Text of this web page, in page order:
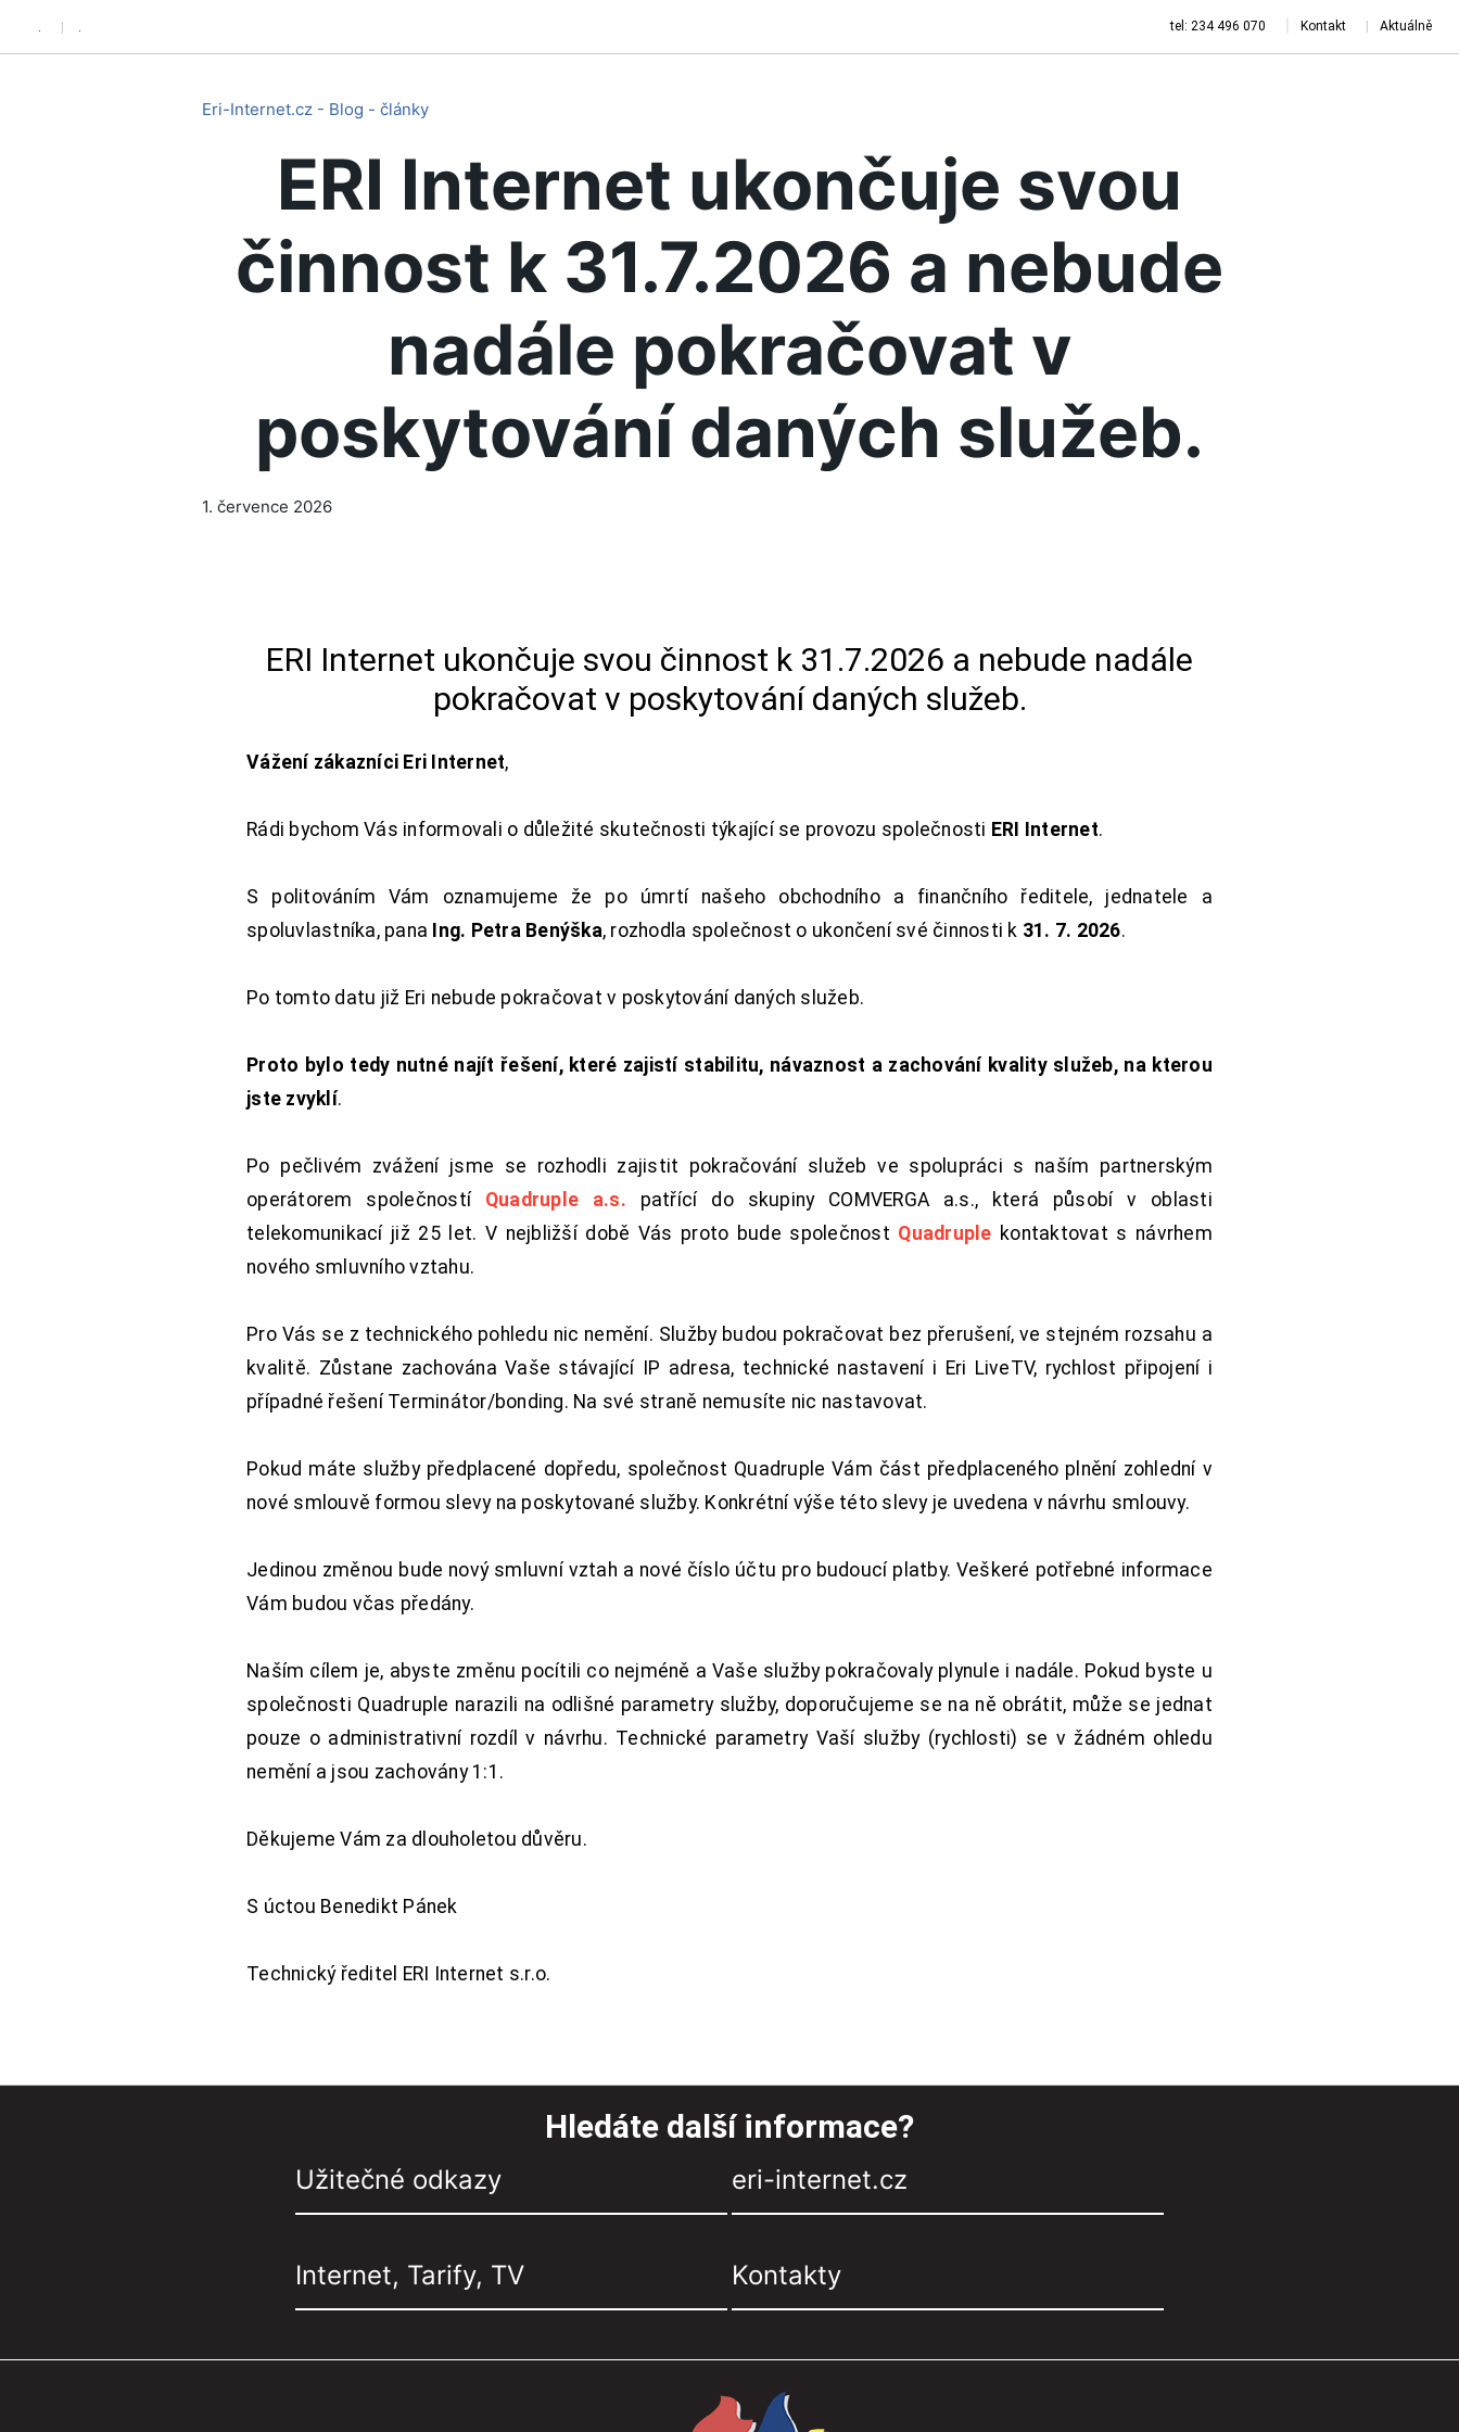
. . tel: 234 496 070 Kontakt Aktuálně
Eri-Internet.cz - Blog - články
ERI Internet ukončuje svou
činnost k 31.7.2026 a nebude
nadále pokračovat v
poskytování daných služeb.
1. července 2026
ERI Internet ukončuje svou činnost k 31.7.2026 a nebude nadále
pokračovat v poskytování daných služeb.
Vážení zákazníci Eri Internet,
Rádi bychom Vás informovali o důležité skutečnosti týkající se provozu společnosti ERI Internet.
S politováním Vám oznamujeme že po úmrtí našeho obchodního a finančního ředitele, jednatele a
spoluvlastníka, pana Ing. Petra Benýška, rozhodla společnost o ukončení své činnosti k 31. 7. 2026.
Po tomto datu již Eri nebude pokračovat v poskytování daných služeb.
Proto bylo tedy nutné najít řešení, které zajistí stabilitu, návaznost a zachování kvality služeb, na kterou
jste zvyklí.
Po pečlivém zvážení jsme se rozhodli zajistit pokračování služeb ve spolupráci s naším partnerským
operátorem společností Quadruple a.s. patřící do skupiny COMVERGA a.s., která působí v oblasti
telekomunikací již 25 let. V nejbližší době Vás proto bude společnost Quadruple kontaktovat s návrhem
nového smluvního vztahu.
Pro Vás se z technického pohledu nic nemění. Služby budou pokračovat bez přerušení, ve stejném rozsahu a
kvalitě. Zůstane zachována Vaše stávající IP adresa, technické nastavení i Eri LiveTV, rychlost připojení i
případné řešení Terminátor/bonding. Na své straně nemusíte nic nastavovat.
Pokud máte služby předplacené dopředu, společnost Quadruple Vám část předplaceného plnění zohlední v
nové smlouvě formou slevy na poskytované služby. Konkrétní výše této slevy je uvedena v návrhu smlouvy.
Jedinou změnou bude nový smluvní vztah a nové číslo účtu pro budoucí platby. Veškeré potřebné informace
Vám budou včas předány.
Naším cílem je, abyste změnu pocítili co nejméně a Vaše služby pokračovaly plynule i nadále. Pokud byste u
společnosti Quadruple narazili na odlišné parametry služby, doporučujeme se na ně obrátit, může se jednat
pouze o administrativní rozdíl v návrhu. Technické parametry Vaší služby (rychlosti) se v žádném ohledu
nemění a jsou zachovány 1:1.
Děkujeme Vám za dlouholetou důvěru.
S úctou Benedikt Pánek
Technický ředitel ERI Internet s.r.o.
Hledáte další informace?
Užitečné odkazy eri-internet.cz
Internet, Tarify, TV Kontakty